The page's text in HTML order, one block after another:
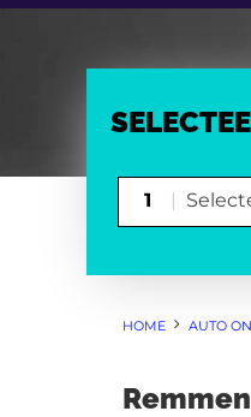
1
HOME AUTO